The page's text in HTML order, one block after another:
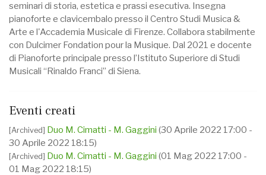
seminari di storia, estetica e prassi esecutiva. Insegna
pianoforte e clavicembalo presso il Centro Studi Musica &
Arte e l'Accademia Musicale di Firenze. Collabora stabilmente
con Dulcimer Fondation pour la Musique. Dal 2021 e docente
di Pianoforte principale presso l’Istituto Superiore di Studi
Musicali “Rinaldo Franci” di Siena.
Eventi creati
[Archived] Duo M. Cimatti - M. Gaggini (30 Aprile 2022 17:00 -
30 Aprile 2022 18:15)
[Archived] Duo M. Cimatti - M. Gaggini (01 Mag 2022 17:00 -
01 Mag 2022 18:15)